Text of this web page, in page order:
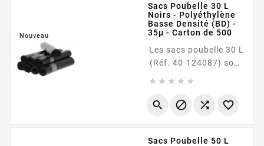
la perforation et à la
déchirure. Leur
transparence permet
une identification
rapide du contenu,
sélectif ou les
Nouveau
Sacs Poubelle 30 L
Noirs - Polyéthylène
Basse Densité (BD) -
35µ - Carton de 500
Les sacs poubelle 30 L
(Réf. 40-124087) sont
densité (BD) avec une
Contrairement aux
    
   
Sacs Poubelle 50 L